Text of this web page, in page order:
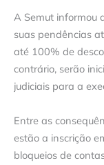
A Semut informou
suas pendências
até 100% de
contrário, serão
judiciais para a
Entre as
estão a inscrição
bloqueios de